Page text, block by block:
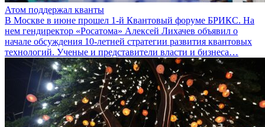
Атом поддержал кванты
В Москве в июне прошел 1-й Квантовый форуме БРИКС. На
нем гендиректор «Росатома» Алексей Лихачев объявил о
начале обсуждения 10-летней стратегии развития квантовых
технологий. Ученые и представители власти и бизнеса…